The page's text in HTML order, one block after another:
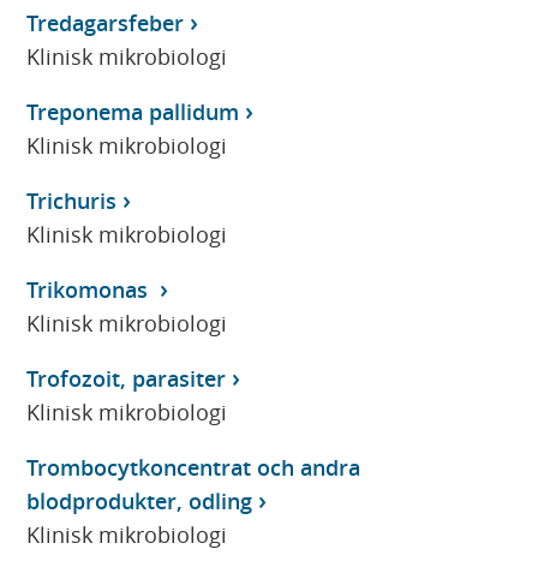
Tredagarsfeber
Klinisk mikrobiologi
Treponema pallidum
Klinisk mikrobiologi
Trichuris
Klinisk mikrobiologi
Trikomonas
Klinisk mikrobiologi
Trofozoit, parasiter
Klinisk mikrobiologi
Trombocytkoncentrat och andra
blodprodukter, odling
Klinisk mikrobiologi